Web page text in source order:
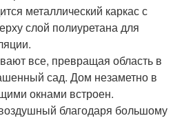
металлический каркас с
слой полиуретана для
все, превращая область в
сад. Дом незаметно в
окнами встроен.
благодаря большому